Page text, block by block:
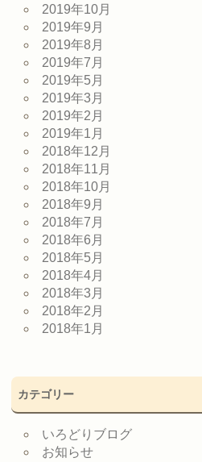
2019年10月
2019年9月
2019年8月
2019年7月
2019年5月
2019年3月
2019年2月
2019年1月
2018年12月
2018年11月
2018年10月
2018年9月
2018年7月
2018年6月
2018年5月
2018年4月
2018年3月
2018年2月
2018年1月
カテゴリー
いろどりブログ
お知らせ